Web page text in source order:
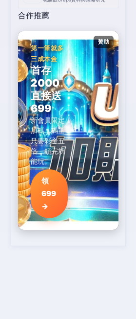
合作推薦
贊助
第一筆就多
三成本金
首存
2000
直接送
699
新會員限定
加碼，碼量
只要彩金五
倍，領完就
能玩。
領
699
→